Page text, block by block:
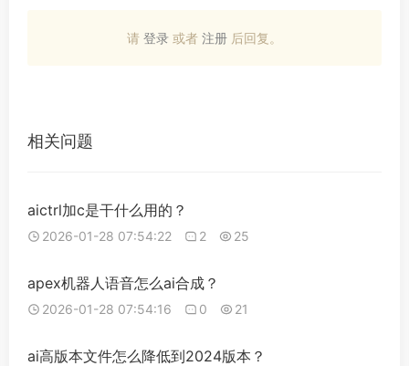
请 登录 或者 注册 后回复。
相关问题
aictrl加c是干什么用的？
2026-01-28 07:54:22 2 25
apex机器人语音怎么ai合成？
2026-01-28 07:54:16 0 21
ai高版本文件怎么降低到2024版本？